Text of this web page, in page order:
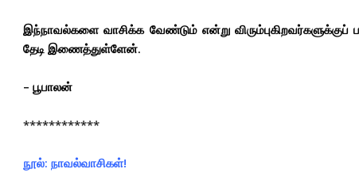
இந்நாவல்களை வாசிக்க வேண்டும் என்று
தேடி இணைத்துள்ளேன்.
– பூபாலன்
************
நூல்: நாவல்வாசிகள்!